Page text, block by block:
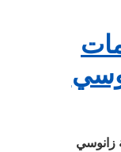
زانوسي